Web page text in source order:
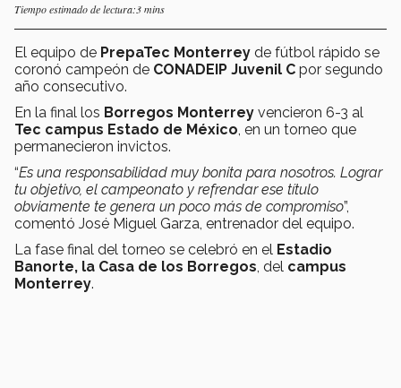
Tiempo estimado de lectura:3 mins
El equipo de PrepaTec Monterrey de fútbol rápido se
coronó campeón de CONADEIP Juvenil C por segundo
año consecutivo.
En la final los Borregos Monterrey vencieron 6-3 al
Tec campus Estado de México , en un torneo que
permanecieron invictos.
“Es una responsabilidad muy bonita para nosotros. Lograr
tu objetivo, el campeonato y refrendar ese título
obviamente te genera un poco más de compromiso”,
comentó José Miguel Garza, entrenador del equipo.
La fase final del torneo se celebró en el Estadio
Banorte, la Casa de los Borregos , del campus
Monterrey.